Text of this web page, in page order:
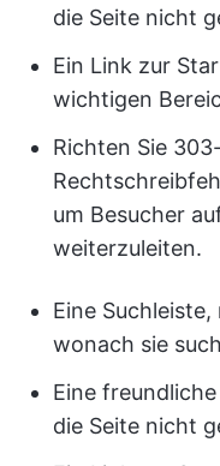
die Seite nicht
Ein Link zur
wichtigen
Richten Sie
um Besucher
weiterzuleiten.
Eine
wonach sie
Eine
die Seite nicht